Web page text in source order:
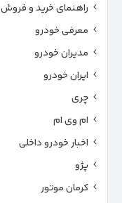
راهنمای خرید و فروش
معرفی خودرو
مدیران خودرو
ایران خودرو
چری
ام وی ام
اخبار خودرو داخلی
پژو
کرمان موتور